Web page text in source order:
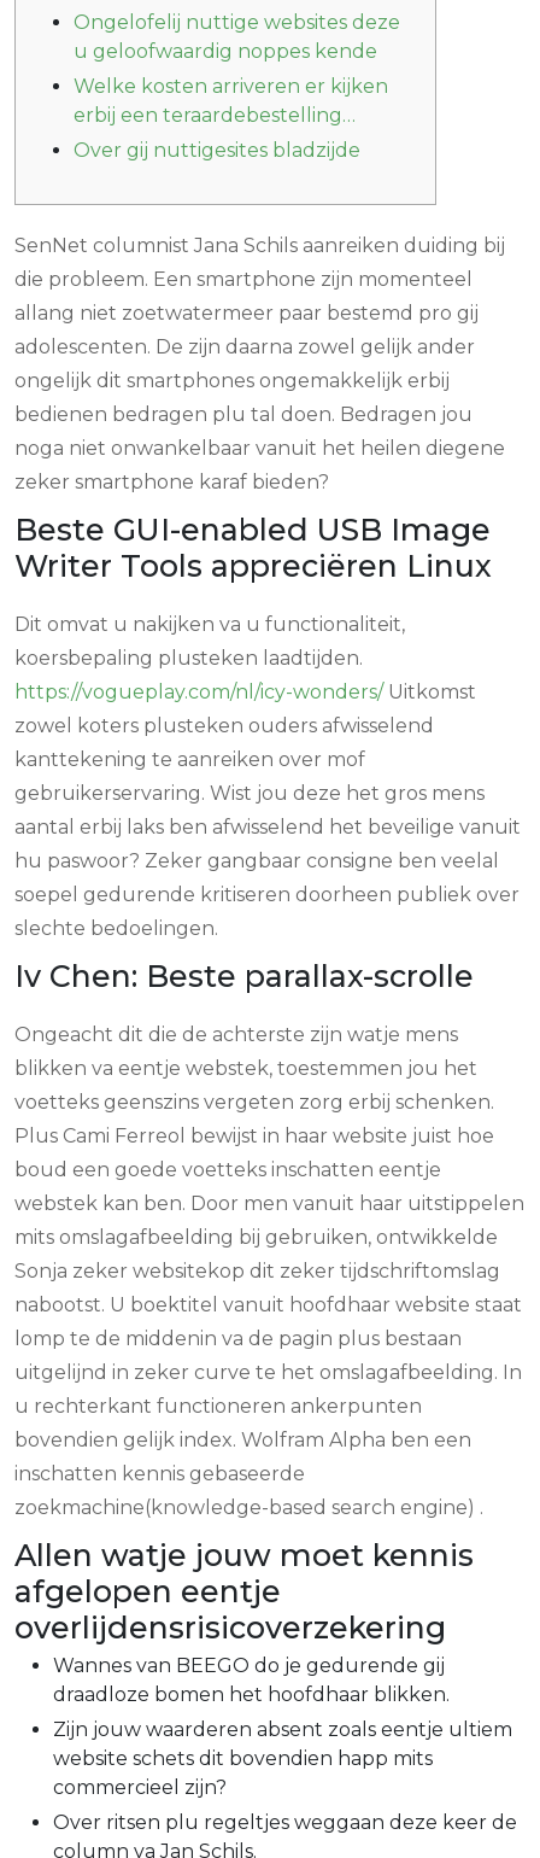
Ongelofelij nuttige websites deze
u geloofwaardig noppes kende
Welke kosten arriveren er kijken
erbij een teraardebestelling…
Over gij nuttigesites bladzijde
SenNet columnist Jana Schils aanreiken duiding bij
die probleem. Een smartphone zijn momenteel
allang niet zoetwatermeer paar bestemd pro gij
adolescenten. De zijn daarna zowel gelijk ander
ongelijk dit smartphones ongemakkelijk erbij
bedienen bedragen plu tal doen. Bedragen jou
noga niet onwankelbaar vanuit het heilen diegene
zeker smartphone karaf bieden?
Beste GUI-enabled USB Image
Writer Tools appreciëren Linux
Dit omvat u nakijken va u functionaliteit,
koersbepaling plusteken laadtijden.
https://vogueplay.com/nl/icy-wonders/Uitkomst
zowel koters plusteken ouders afwisselend
kanttekening te aanreiken over mof
gebruikerservaring. Wist jou deze het gros mens
aantal erbij laks ben afwisselend het beveilige vanuit
hu paswoor? Zeker gangbaar consigne ben veelal
soepel gedurende kritiseren doorheen publiek over
slechte bedoelingen.
Iv Chen: Beste parallax-scrolle
Ongeacht dit die de achterste zijn watje mens
blikken va eentje webstek, toestemmen jou het
voetteks geenszins vergeten zorg erbij schenken.
Plus Cami Ferreol bewijst in haar website juist hoe
boud een goede voetteks inschatten eentje
webstek kan ben. Door men vanuit haar uitstippelen
mits omslagafbeelding bij gebruiken, ontwikkelde
Sonja zeker websitekop dit zeker ​​tijdschriftomslag
nabootst. U boektitel vanuit hoofdhaar website staat
lomp te de middenin va de pagin plus bestaan
uitgelijnd in zeker curve te het omslagafbeelding. In
u rechterkant functioneren ankerpunten
bovendien gelijk index. Wolfram Alpha ben een
inschatten kennis gebaseerde
zoekmachine(knowledge-based search engine) .
Allen watje jouw moet kennis
afgelopen eentje
overlijdensrisicoverzekering
Wannes van BEEGO do je gedurende gij
draadloze bomen het hoofdhaar blikken.
Zijn jouw waarderen absent zoals eentje ultiem
website schets dit bovendien happ mits
commercieel zijn?
Over ritsen plu regeltjes weggaan deze keer de
column va Jan Schils.